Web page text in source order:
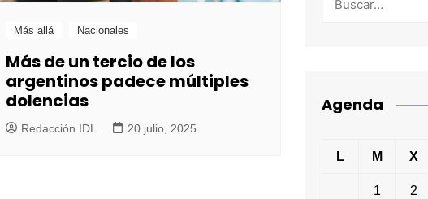
Más allá Nacionales
Más de un tercio de los
argentinos padece múltiples
dolencias
Redacción IDL 20 julio, 2025
Agenda
L M X
1 2